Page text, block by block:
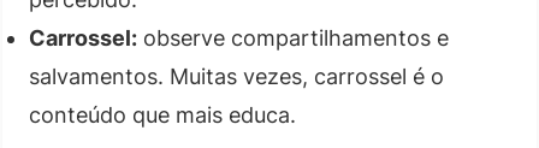
Carrossel: observe compartilhamentos e
salvamentos. Muitas vezes, carrossel é o
conteúdo que mais educa.